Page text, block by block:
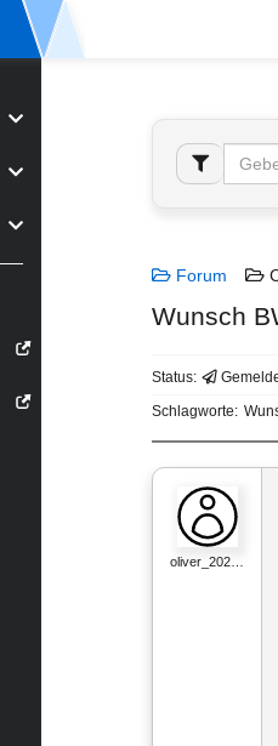
Forum
Wunsch
Status:
Schlagworte:
oliver_202…